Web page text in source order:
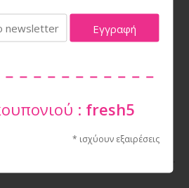
BABY POWDER 12KG
: fresh5
* ισχύουν εξαιρέσεις